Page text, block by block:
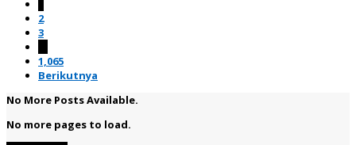
2
3
1,065
Berikutnya
No More Posts Available.
No more pages to load.